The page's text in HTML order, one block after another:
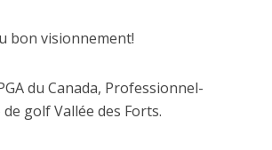
bon visionnement!
du Canada, Professionnel-
golf Vallée des Forts.